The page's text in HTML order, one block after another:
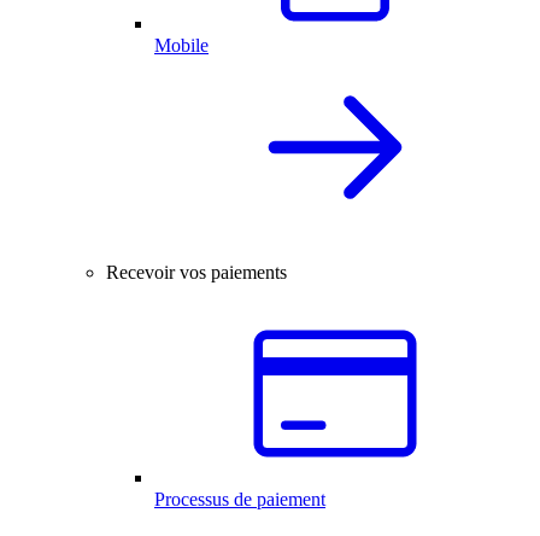
Mobile
Recevoir vos paiements
Processus de paiement